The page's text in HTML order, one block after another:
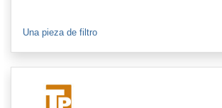
Una pieza de filtro